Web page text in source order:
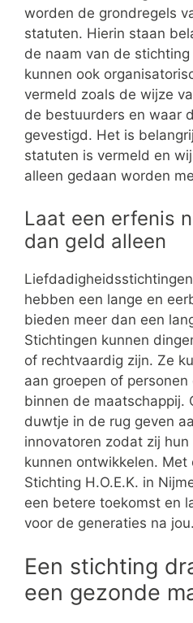
worden de grondregels
statuten. Hierin staan
de naam van de
kunnen ook
vermeld zoals de wijze
de bestuurders en waar
gevestigd. Het is
statuten is vermeld en
alleen gedaan worden
Laat een erfenis
dan geld alleen
hebben een lange en
bieden meer dan een
Stichtingen kunnen
of rechtvaardig zijn. Ze
aan groepen of
binnen de maatschappij.
duwtje in de rug geven
innovatoren zodat zij
kunnen ontwikkelen. Met
Stichting H.O.E.K. in
een betere toekomst en
voor de generaties na jou.
Een stichting
een gezonde